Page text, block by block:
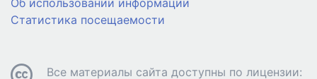
Об использовании информации
Статистика посещаемости
Все материалы сайта доступны по лицензии: